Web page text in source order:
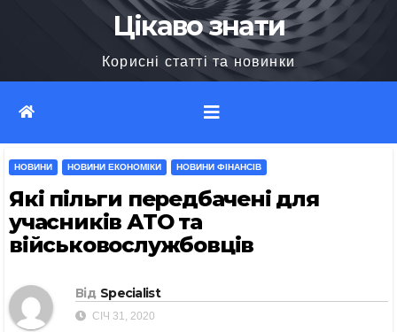
Цікаво знати
Корисні статті та новинки
НОВИНИ НОВИНИ ЕКОНОМІКИ НОВИНИ ФІНАНСІВ
Які пільги передбачені для
учасників АТО та
військовослужбовців
Від Specialist
СІЧ 31, 2020